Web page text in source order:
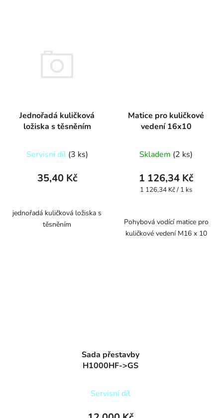
Jednořadá kuličková
ložiska s těsněním
Servisní díl (3 ks)
35,40 Kč
jednořadá kuličková ložiska s
těsněním
Matice pro kuličkové
vedení 16x10
Skladem (2 ks)
1 126,34 Kč
Měrná
1 126,34 Kč / 1 ks
Pohybová vodící matice pro
kuličkové vedení M16 x 10
Sada přestavby
H1000HF->GS
Servisní díl